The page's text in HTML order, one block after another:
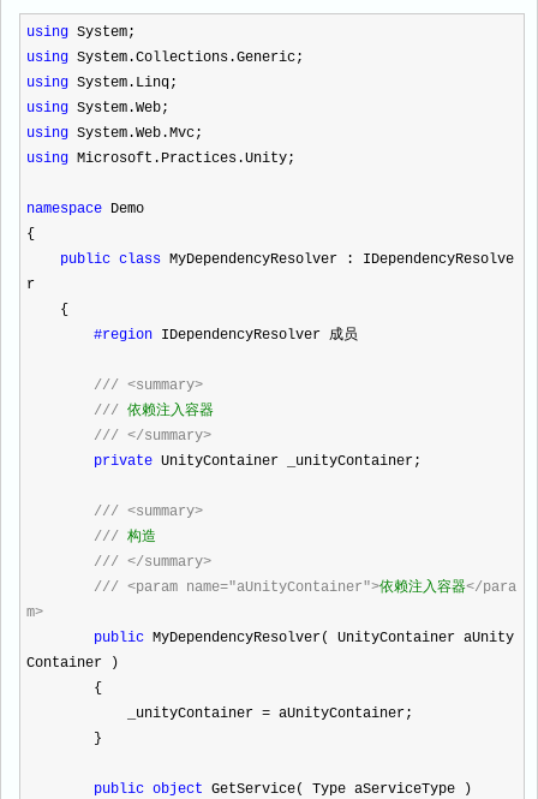
using System;
using System.Collections.Generic;
using System.Linq;
using System.Web;
using System.Web.Mvc;
using Microsoft.Practices.Unity;
namespace Demo
{
public class MyDependencyResolver : IDependencyResolve
r
{
#region IDependencyResolver 成员
/// <summary>
/// 依赖注入容器
/// </summary>
private UnityContainer _unityContainer;
/// <summary>
/// 构造
/// </summary>
/// <param name="aUnityContainer">依赖注入容器</para
m>
public MyDependencyResolver( UnityContainer aUnity
Container )
{
_unityContainer = aUnityContainer;
}
public object GetService( Type aServiceType )